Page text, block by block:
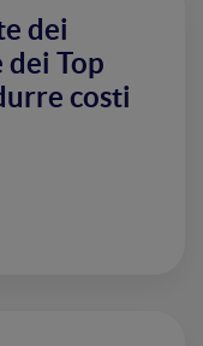
dei
Top
costi